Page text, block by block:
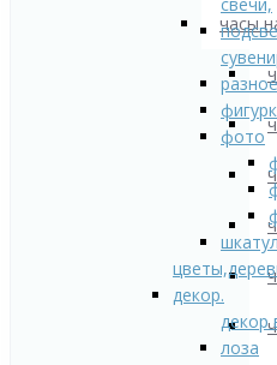
часы
разное
фото
декор.
декор
лоза